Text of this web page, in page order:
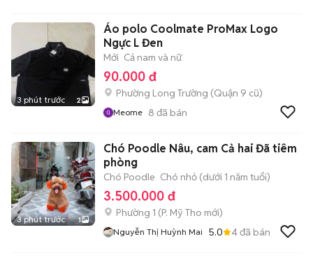
3 phút trước 2
Áo polo Coolmate ProMax Logo
Ngực L Đen
Mới Cả nam và nữ
90.000 đ
Phường Long Trường (Quận 9 cũ)
Meome 8 đã bán
3 phút trước 1
Chó Poodle Nâu, cam Cả hai Đã tiêm
phòng
Chó Poodle Chó nhỏ (dưới 1 năm tuổi)
3.500.000 đ
Phường 1 (P. Mỹ Tho mới)
Nguyễn Thị Huỳnh Mai 5.0 4đã bán